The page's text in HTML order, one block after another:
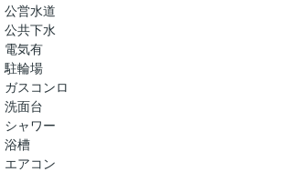
公営水道
公共下水
電気有
駐輪場
ガスコンロ
洗面台
シャワー
浴槽
エアコン